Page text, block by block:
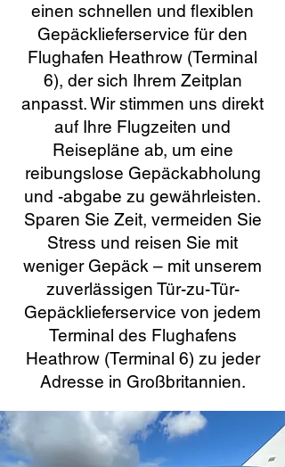
einen schnellen und flexiblen
Gepäcklieferservice für den
Flughafen Heathrow (Terminal
6), der sich Ihrem Zeitplan
anpasst. Wir stimmen uns direkt
auf Ihre Flugzeiten und
Reisepläne ab, um eine
reibungslose Gepäckabholung
und -abgabe zu gewährleisten.
Sparen Sie Zeit, vermeiden Sie
Stress und reisen Sie mit
weniger Gepäck – mit unserem
zuverlässigen Tür-zu-Tür-
Gepäcklieferservice von jedem
Terminal des Flughafens
Heathrow (Terminal 6) zu jeder
Adresse in Großbritannien.